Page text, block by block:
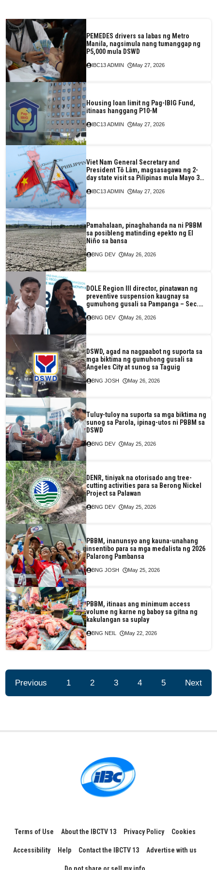
PEMEDES drivers sa labas ng Metro
Manila, nagsimula nang tumanggap ng
P5,000 mula DSWD
IBC13 ADMIN May 27, 2026
Housing loan limit ng Pag-IBIG Fund,
itinaas hanggang P10-M
IBC13 ADMIN May 27, 2026
Viet Nam General Secretary and
President Tô Lâm, magsasagawa ng 2-
day state visit sa Pilipinas mula Mayo 31-
IBC13 ADMIN May 27, 2026
Pamahalaan, pinaghahanda na ni PBBM
sa posibleng matinding epekto ng El
Niño sa bansa
BNG DEV May 26, 2026
DOLE Region III director, pinatawan ng
preventive suspension kaugnay sa
gumuhong gusali sa Pampanga – Sec.
Tolentino
BNG DEV May 26, 2026
DSWD, agad na nagpaabot ng suporta sa
mga biktima ng gumuhong gusali sa
Angeles City at sunog sa Taguig
BNG JOSH May 26, 2026
Tuluy-tuloy na suporta sa mga biktima ng
sunog sa Parola, ipinag-utos ni PBBM sa
DSWD
BNG DEV May 25, 2026
DENR, tiniyak na otorisado ang tree-
cutting activities para sa Berong Nickel
Project sa Palawan
BNG DEV May 25, 2026
PBBM, inanunsyo ang kauna-unahang
insentibo para sa mga medalista ng 2026
Palarong Pambansa
BNG JOSH May 25, 2026
PBBM, itinaas ang minimum access
volume ng karne ng baboy sa gitna ng
kakulangan sa suplay
BNG NEIL May 22, 2026
Previous 1 2 3 4 5 Next
Terms of Use About the IBCTV 13 Privacy Policy Cookies
Accessibility Help Contact the IBCTV 13 Advertise with us
Do not share or sell my info